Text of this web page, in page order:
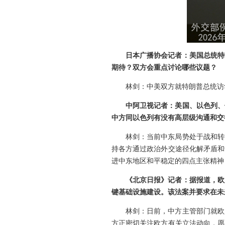
日本广播协会记者：美国总统
期待？双方会重点讨论哪些议题？
林剑：中美双方就特朗普总统
中阿卫视记者：美国、以色列
中方同以色列有没有高层级沟通和
林剑：当前中东局势处于战和
持各方通过政治外交途径化解矛盾
进中东地区和平稳定的四点主张精
《北京日报》记者：据报道，
键基础设施建设。该法案并要求在
林剑：日前，中方主管部门就
方正密切关注欧方有关立法动向，